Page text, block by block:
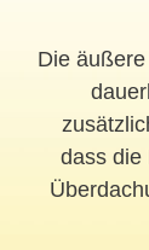
Die
dass die